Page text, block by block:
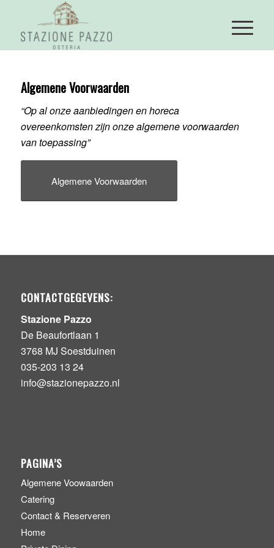
Algemene Voorwaarden
“Op al onze aanbiedingen en horeca
overeenkomsten zijn onze algemene voorwaarden
van toepassing”
Algemene Voorwaarden
CONTACTGEGEVENS:
Stazione Pazzo
De Beaufortlaan 1
3768 MJ Soestduinen
035-203 13 24
info@stazionepazzo.nl
PAGINA’S
Algemene Voowaarden
Catering
Contact & Reserveren
Home